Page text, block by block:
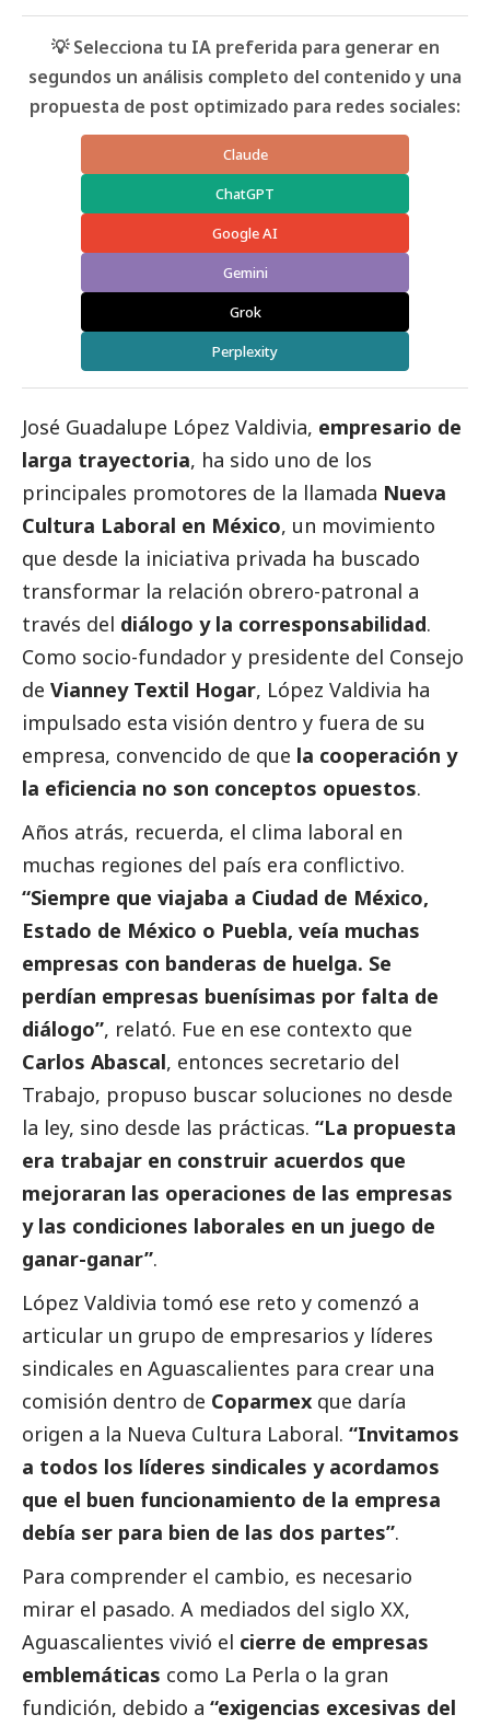
💡 Selecciona tu IA preferida para generar en
segundos un análisis completo del contenido y una
propuesta de post optimizado para redes sociales:
Claude
ChatGPT
Google AI
Gemini
Grok
Perplexity
José Guadalupe López Valdivia, empresario de
larga trayectoria, ha sido uno de los
principales promotores de la llamada Nueva
Cultura Laboral en México, un movimiento
que desde la iniciativa privada ha buscado
transformar la relación obrero-patronal a
través del diálogo y la corresponsabilidad.
Como socio-fundador y presidente del Consejo
de Vianney Textil Hogar, López Valdivia ha
impulsado esta visión dentro y fuera de su
empresa, convencido de que la cooperación y
la eficiencia no son conceptos opuestos.
Años atrás, recuerda, el clima laboral en
muchas regiones del país era conflictivo.
“Siempre que viajaba a Ciudad de México,
Estado de México o Puebla, veía muchas
empresas con banderas de huelga. Se
perdían empresas buenísimas por falta de
diálogo”, relató. Fue en ese contexto que
Carlos Abascal, entonces secretario del
Trabajo, propuso buscar soluciones no desde
la ley, sino desde las prácticas. “La propuesta
era trabajar en construir acuerdos que
mejoraran las operaciones de las empresas
y las condiciones laborales en un juego de
ganar-ganar”.
López Valdivia tomó ese reto y comenzó a
articular un grupo de empresarios y líderes
sindicales en Aguascalientes para crear una
comisión dentro de Coparmex que daría
origen a la Nueva Cultura Laboral. “Invitamos
a todos los líderes sindicales y acordamos
que el buen funcionamiento de la empresa
debía ser para bien de las dos partes”.
Para comprender el cambio, es necesario
mirar el pasado. A mediados del siglo XX,
Aguascalientes vivió el cierre de empresas
emblemáticas como La Perla o la gran
fundición, debido a “exigencias excesivas del